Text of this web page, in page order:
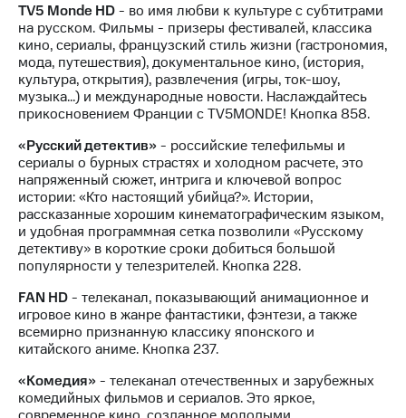
Домашний
интернет
Домашнее
ТВ
ТВ
Домашний
телефон
Перейти
в МТС
со своим
Поддержка
и подписки
МТС
Premium
МТС
Premium
Подписка
на гигабайты
интернета,
фильмы,
музыка
и многое
другое
Семейная
группа
Скидка
на тарифы,
общие
подписки
и услуги,
доступ
к геолокации
Сертификаты
безопасности
TV5 Monde HD- во имя любви к культуре с субтитрами
на русском. Фильмы - призеры фестивалей, классика
кино, сериалы, французский стиль жизни (гастрономия,
мода, путешествия), документальное кино, (история,
культура, открытия), развлечения (игры, ток-шоу,
музыка...) и международные новости. Наслаждайтесь
прикосновением Франции с TV5MONDE! Кнопка 858.
«Русский детектив»- российские телефильмы и
сериалы о бурных страстях и холодном расчете, это
напряженный сюжет, интрига и ключевой вопрос
истории: «Кто настоящий убийца?». Истории,
рассказанные хорошим кинематографическим языком,
и удобная программная сетка позволили «Русскому
детективу» в короткие сроки добиться большой
популярности у телезрителей. Кнопка 228.
FAN HD- телеканал, показывающий анимационное и
игровое кино в жанре фантастики, фэнтези, а также
всемирно признанную классику японского и
китайского аниме. Кнопка 237.
«Комедия»- телеканал отечественных и зарубежных
комедийных фильмов и сериалов. Это яркое,